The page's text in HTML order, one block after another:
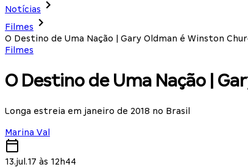
Notícias
Filmes
O Destino de Uma Nação | Gary Oldman é Winston
Filmes
O Destino de Uma Nação |
Longa estreia em janeiro de 2018 no Brasil
Marina Val
13.jul.17 às 12h44